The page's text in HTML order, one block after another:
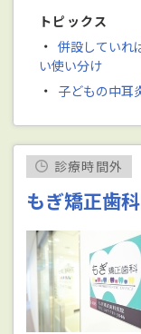
トピックス
・ 併設していれ
い使い分け
・ 子どもの中耳
診療時間外
もぎ矯正歯